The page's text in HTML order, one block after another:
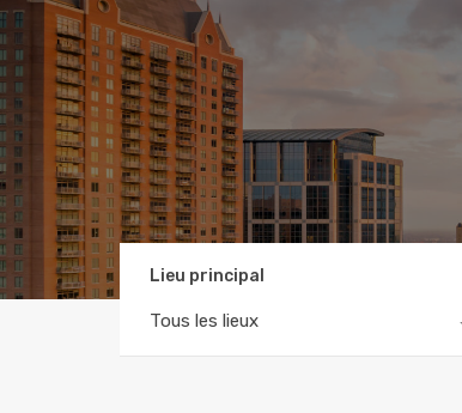
Lieu principal
Tous les lieux